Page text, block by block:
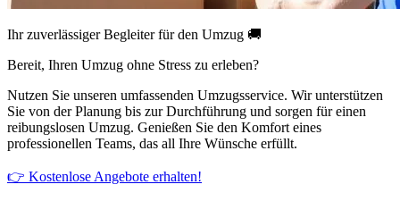
Ihr zuverlässiger Begleiter für den Umzug 🚚
Bereit, Ihren Umzug ohne Stress zu erleben?
Nutzen Sie unseren umfassenden Umzugsservice. Wir unterstützen
Sie von der Planung bis zur Durchführung und sorgen für einen
reibungslosen Umzug. Genießen Sie den Komfort eines
professionellen Teams, das all Ihre Wünsche erfüllt.
👉 Kostenlose Angebote erhalten!